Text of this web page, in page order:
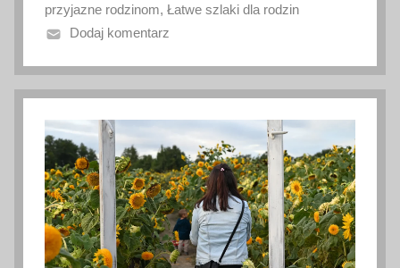
n
o
i
p
c
a
2
0
przyjazne rodzinom, Łatwe szlaki dla rodzin
Dodaj komentarz